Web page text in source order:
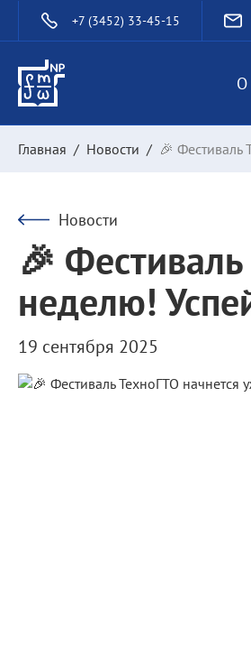
+7 (3452) 33-45-15
О
Главная / Новости / 🎉 Фестиваль
Новости
🎉
неделю!
19 сентября 2025